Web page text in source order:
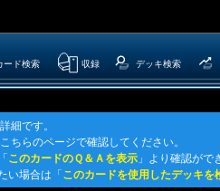
ード検索 収録 デッキ検索
細です。
ちらのページで確認してください。
このカードのＱ＆Ａを表示 」より確認がで
い場合は「 このカードを使用したデッキを